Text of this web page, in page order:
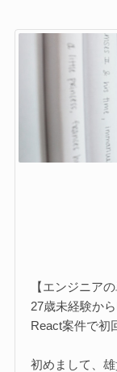
【エンジニア
27歳未経験か
React案件で初
初めまして、雄